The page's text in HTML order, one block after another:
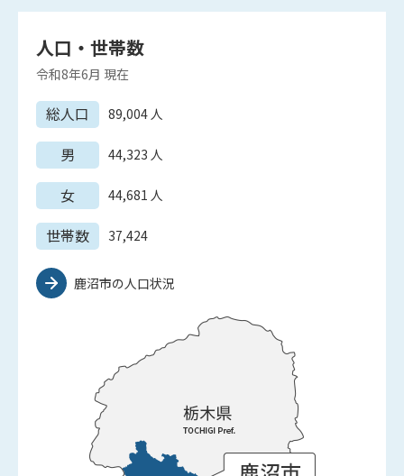
人口・世帯数
令和8年6月 現在
総人口 89,004人
男 44,323 人
女 44,681 人
世帯数 37,424
鹿沼市の人口状況